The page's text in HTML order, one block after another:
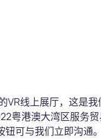
线上展厅，这是
粤港澳大湾区服务
可与我们立即沟通。